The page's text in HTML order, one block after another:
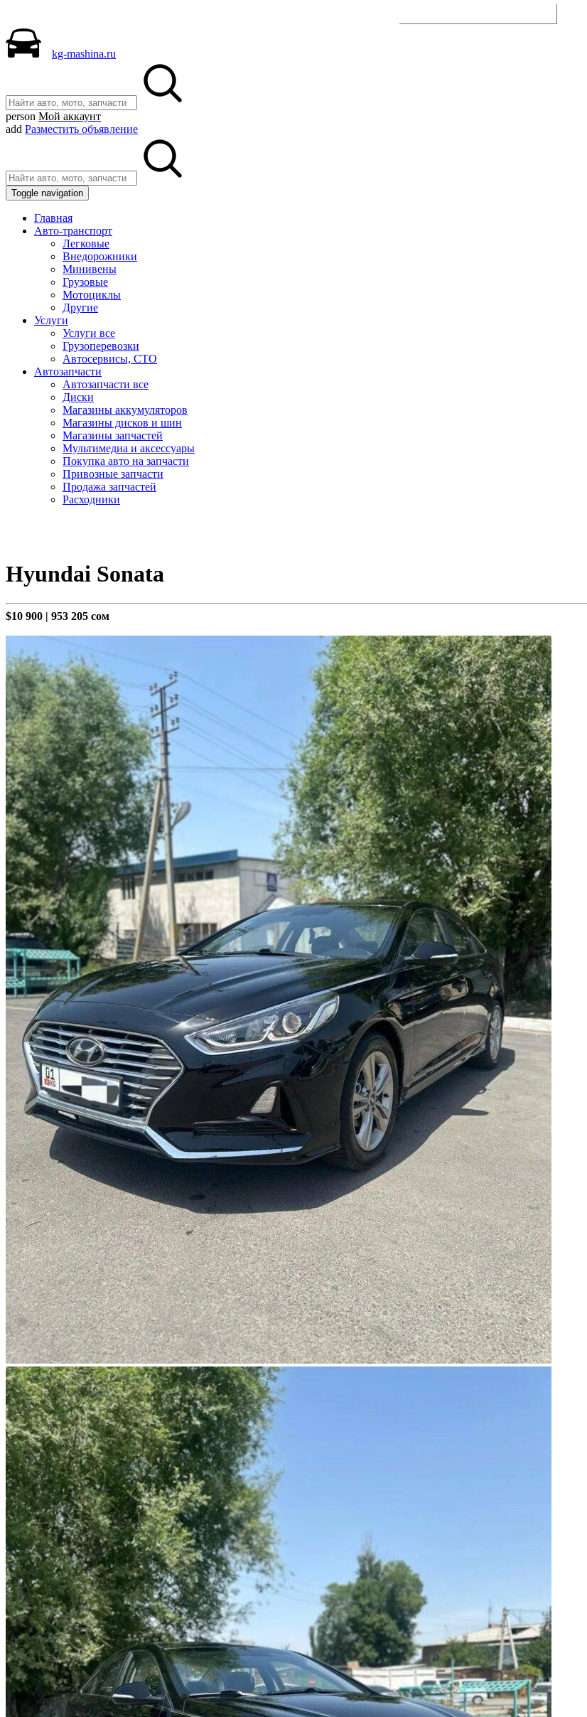
kg-mashina.ru
person Мой аккаунт
add Разместить объявление
Toggle navigation
Главная
Авто-транспорт
Легковые
Внедорожники
Минивены
Грузовые
Мотоциклы
Другие
Услуги
Услуги все
Грузоперевозки
Автосервисы, СТО
Автозапчасти
Автозапчасти все
Диски
Магазины аккумуляторов
Магазины дисков и шин
Магазины запчастей
Мультимедиа и аксессуары
Покупка авто на запчасти
Привозные запчасти
Продажа запчастей
Расходники
Hyundai Sonata
$10 900 | 953 205 сом